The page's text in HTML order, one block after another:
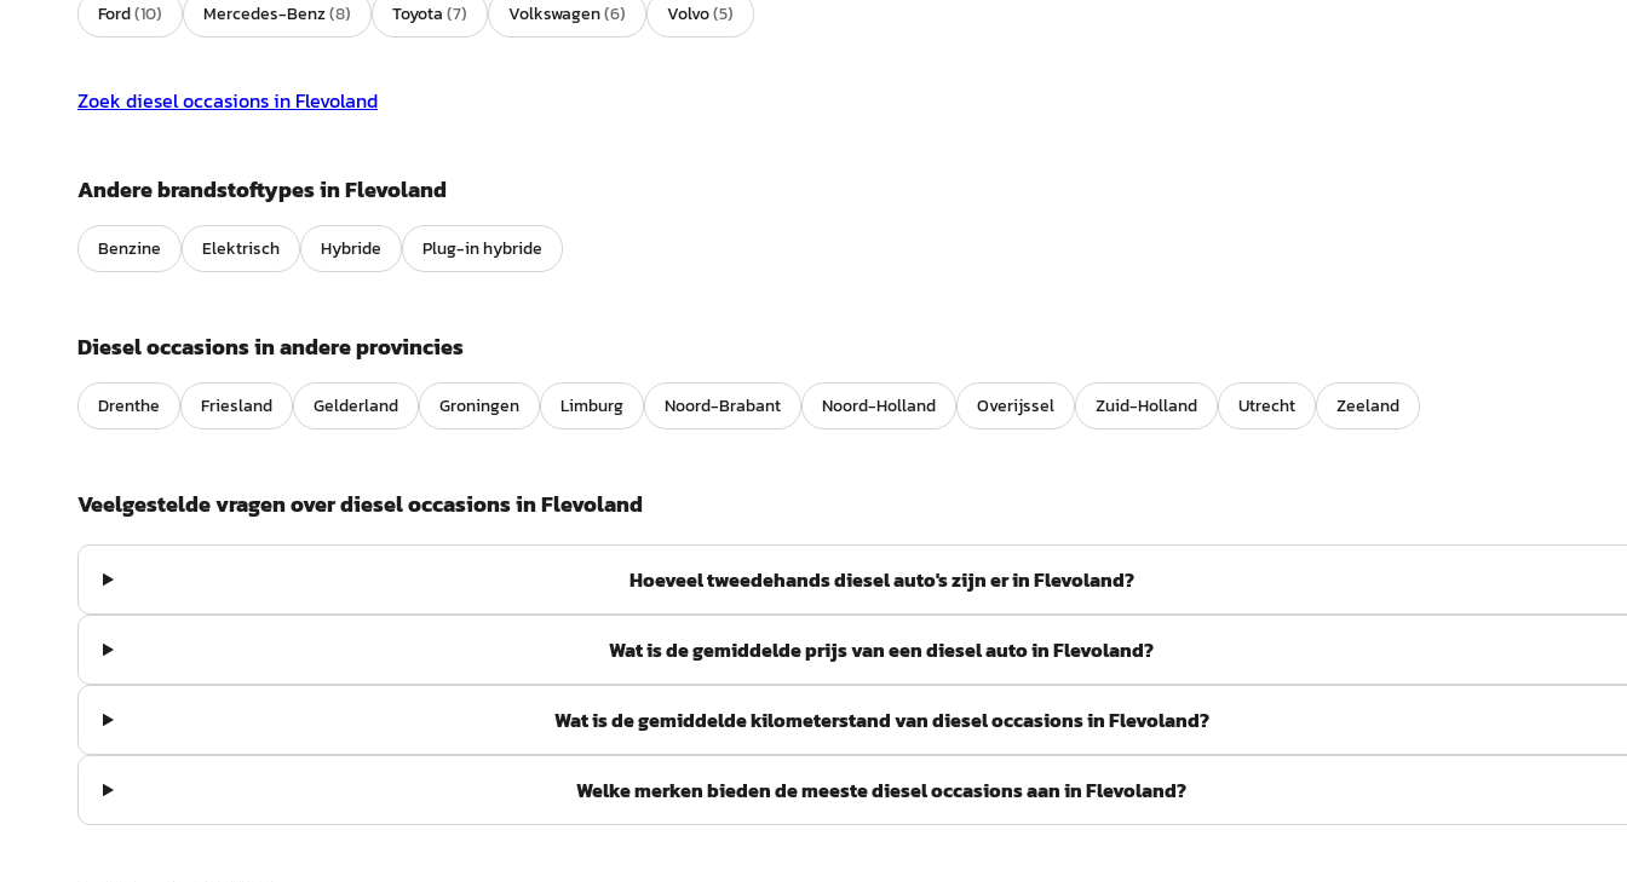
Ford(10) Mercedes-Benz(8) Toyota(7) Volkswagen(6) Volvo(5)
Zoek dieseloccasions in Flevoland
Andere brandstoftypes inFlevoland
Benzine Elektrisch Hybride Plug-in hybride
Dieseloccasions in andere provincies
Drenthe Friesland Gelderland Groningen Limburg Noord-Brabant Noord-Holland Overijssel Zuid-Holland Utrecht Zeeland
Veelgestelde vragen overdieseloccasions inFlevoland
Hoeveel tweedehands diesel auto's zijn er in Flevoland?
Wat is de gemiddelde prijs van een diesel auto in Flevoland?
Wat is de gemiddelde kilometerstand van diesel occasions in Flevoland?
Welke merken bieden de meeste diesel occasions aan in Flevoland?